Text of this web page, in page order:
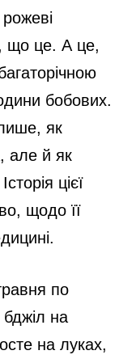
що це. А це,
бобових.
як
але й як
цієї
щодо її
по
на
на луках,